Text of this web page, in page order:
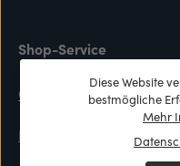
Shop-Service
Cookie Consent
Kontaktformular
Diese Website
bestmögliche
Mehr